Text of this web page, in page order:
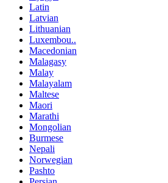
Latin
Latvian
Lithuanian
Luxembou..
Macedonian
Malagasy
Malay
Malayalam
Maltese
Maori
Marathi
Mongolian
Burmese
Nepali
Norwegian
Pashto